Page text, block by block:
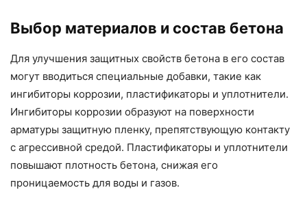
Выбор материалов и состав бетона
Для улучшения защитных свойств бетона в его состав
могут вводиться специальные добавки, такие как
ингибиторы коррозии, пластификаторы и уплотнители.
Ингибиторы коррозии образуют на поверхности
арматуры защитную пленку, препятствующую контакту
с агрессивной средой. Пластификаторы и уплотнители
повышают плотность бетона, снижая его
проницаемость для воды и газов.